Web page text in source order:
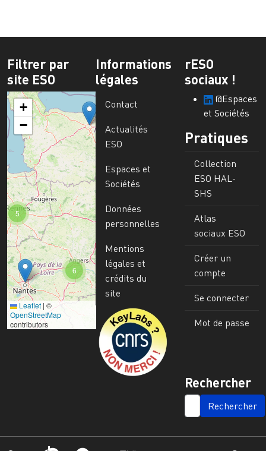
Filtrer par
site ESO
6
5
+
−
Leaflet | ©
OpenStreetMap
contributors
Informations
légales
Contact
Actualités
ESO
Espaces et
Sociétés
Données
personnelles
Mentions
légales et
crédits du
site
Image
rESO
sociaux !
@Espaces
et Sociétés
Pratiques
Collection
ESO HAL-
SHS
Atlas
sociaux ESO
Créer un
compte
Se connecter
Mot de passe
Rechercher
SEARCH